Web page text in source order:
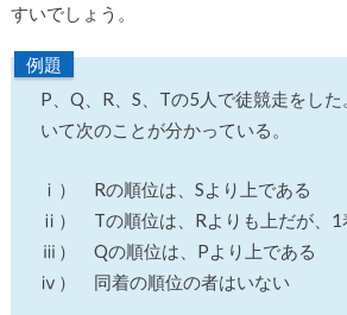
すいでしょう。
例題
P、Q、R、S、Tの5人で徒競走をし
いて次のことが分かっている。
ⅰ） Rの順位は、Sより上である
ⅱ） Tの順位は、Rよりも上だが、1
ⅲ） Qの順位は、Pより上である
ⅳ） 同着の順位の者はいない